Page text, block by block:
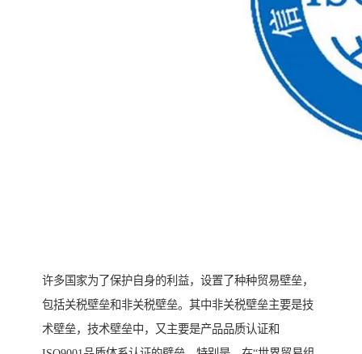
许多国家为了保护自身的利益，设置了种种贸易壁垒，
包括关税壁垒和非关税壁垒。其中非关税壁垒主要是技
术壁垒，技术壁垒中，又主要是产品品质认证和